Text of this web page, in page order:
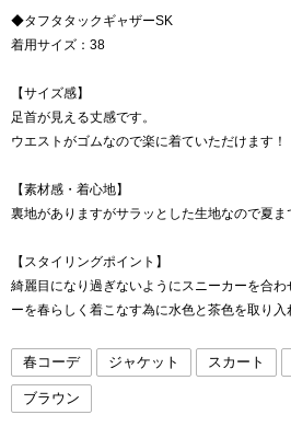
◆タフタタックギャザーSK
着用サイズ：38
【サイズ感】
足首が見える丈感です。
ウエストがゴムなので楽に着ていただけます！
【素材感・着心地】
裏地がありますがサラッとした生地なので夏ま
【スタイリングポイント】
綺麗目になり過ぎないようにスニーカーを合
ーを春らしく着こなす為に水色と茶色を取り入
春コーデ ジャケット スカート
ブラウン